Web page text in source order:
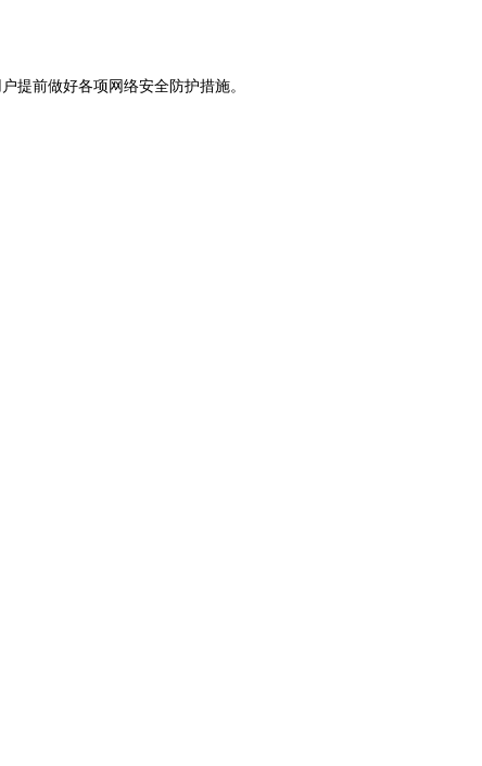
提前做好各项网络安全防护措施。